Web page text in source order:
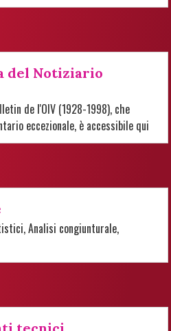
del Notiziario
de l'OIV (1928-1998), che
eccezionale, è accessibile qui
Analisi congiunturale,